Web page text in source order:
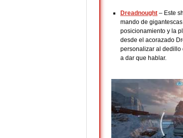
Dreadnought – Este
mando de
posicionamiento y la
desde el acorazado
personalizar al dedillo
a dar que hablar.